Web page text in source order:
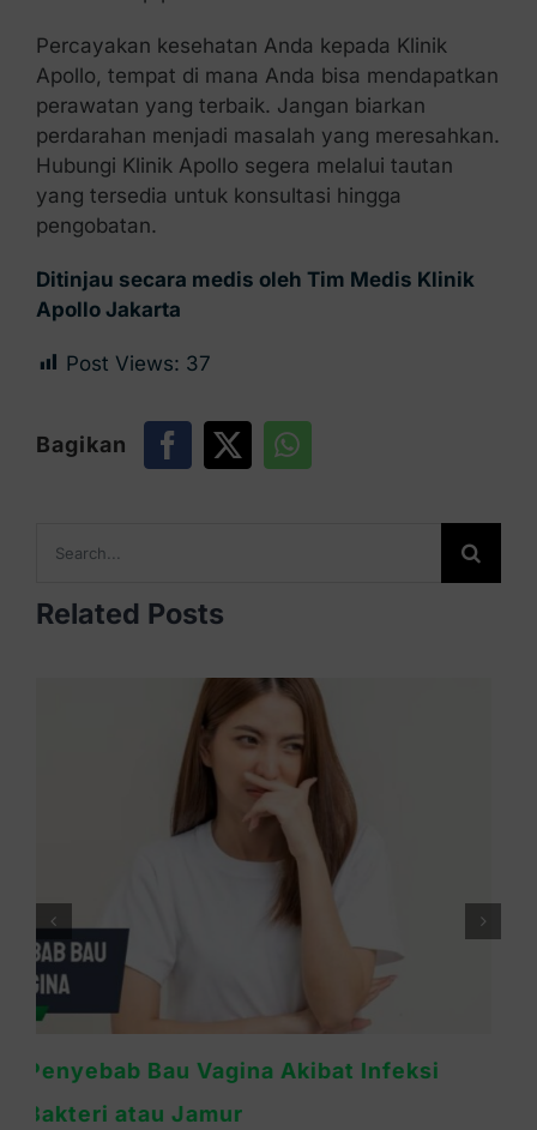
Percayakan kesehatan Anda kepada Klinik
Apollo, tempat di mana Anda bisa mendapatkan
perawatan yang terbaik. Jangan biarkan
perdarahan menjadi masalah yang meresahkan.
Hubungi Klinik Apollo segera melalui tautan
yang tersedia untuk konsultasi hingga
pengobatan.
Ditinjau secara medis oleh Tim Medis Klinik
Apollo Jakarta
Post Views: 37
Bagikan
for:
Related Posts
Miss V Gatal dan Bau Tidak Sedap? Bisa
Jadi Tanda Infeksi